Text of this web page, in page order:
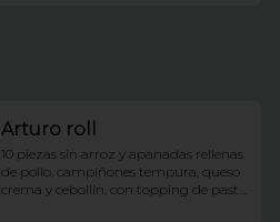
Arturo roll
10 piezas sin arroz y apanadas rellenas
de pollo, campiñones tempura, queso
crema y cebollin, con topping de pasta